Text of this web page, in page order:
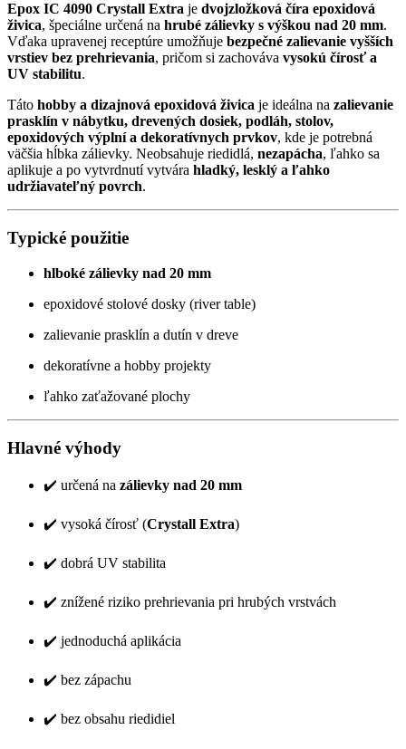
Epox IC 4090 Crystall Extra je dvojzložková číra epoxidová
živica, špeciálne určená na hrubé zálievky s výškou nad 20 mm.
Vďaka upravenej receptúre umožňuje bezpečné zalievanie vyšších
vrstiev bez prehrievania, pričom si zachováva vysokú čírosť a
UV stabilitu.
Táto hobby a dizajnová epoxidová živica je ideálna na zalievanie
prasklín v nábytku, drevených dosiek, podláh, stolov,
epoxidových výplní a dekoratívnych prvkov, kde je potrebná
väčšia hĺbka zálievky. Neobsahuje riedidlá, nezapácha, ľahko sa
aplikuje a po vytvrdnutí vytvára hladký, lesklý a ľahko
udržiavateľný povrch.
Typické použitie
hlboké zálievky nad 20 mm
epoxidové stolové dosky (river table)
zalievanie prasklín a dutín v dreve
dekoratívne a hobby projekty
ľahko zaťažované plochy
Hlavné výhody
✔️ určená na zálievky nad 20 mm
✔️ vysoká čírosť (Crystall Extra)
✔️ dobrá UV stabilita
✔️ znížené riziko prehrievania pri hrubých vrstvách
✔️ jednoduchá aplikácia
✔️ bez zápachu
✔️ bez obsahu riedidiel